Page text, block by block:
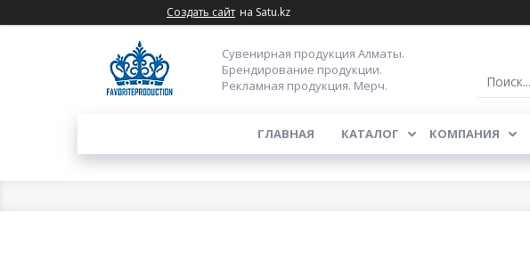
Создать сайт на Satu.kz
Сувенирная продукция Алматы.
Брендирование продукции.
Рекламная продукция. Мерч.
ГЛАВНАЯ КАТАЛОГ КОМПАНИЯ